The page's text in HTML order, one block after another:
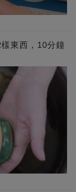
東西，10分鐘